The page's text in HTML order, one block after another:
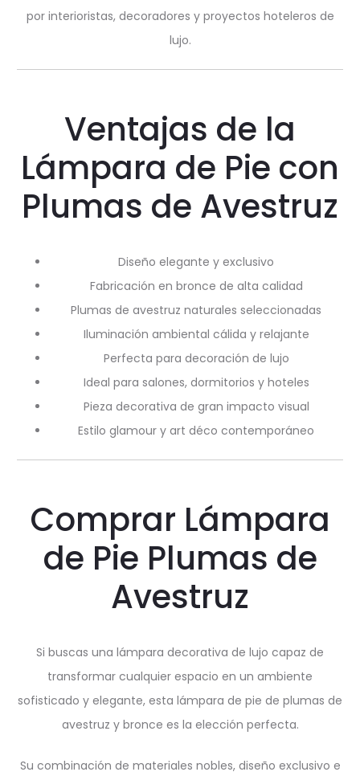
por interioristas, decoradores y proyectos hoteleros de
lujo.
Ventajas de la
Lámpara de Pie con
Plumas de Avestruz
Diseño elegante y exclusivo
Fabricación en bronce de alta calidad
Plumas de avestruz naturales seleccionadas
Iluminación ambiental cálida y relajante
Perfecta para decoración de lujo
Ideal para salones, dormitorios y hoteles
Pieza decorativa de gran impacto visual
Estilo glamour y art déco contemporáneo
Comprar Lámpara
de Pie Plumas de
Avestruz
Si buscas una lámpara decorativa de lujo capaz de
transformar cualquier espacio en un ambiente
sofisticado y elegante, esta lámpara de pie de plumas de
avestruz y bronce es la elección perfecta.
Su combinación de materiales nobles, diseño exclusivo e